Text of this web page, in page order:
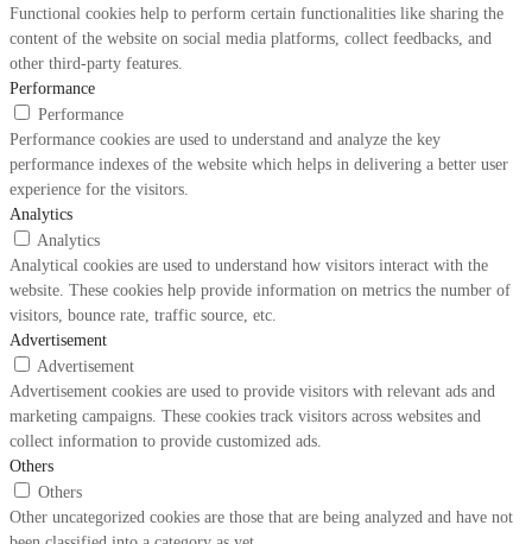
Functional cookies help to perform certain functionalities like sharing the
content of the website on social media platforms, collect feedbacks, and
other third-party features.
Performance
Performance
Performance cookies are used to understand and analyze the key
performance indexes of the website which helps in delivering a better user
experience for the visitors.
Analytics
Analytics
Analytical cookies are used to understand how visitors interact with the
website. These cookies help provide information on metrics the number of
visitors, bounce rate, traffic source, etc.
Advertisement
Advertisement
Advertisement cookies are used to provide visitors with relevant ads and
marketing campaigns. These cookies track visitors across websites and
collect information to provide customized ads.
Others
Others
Other uncategorized cookies are those that are being analyzed and have not